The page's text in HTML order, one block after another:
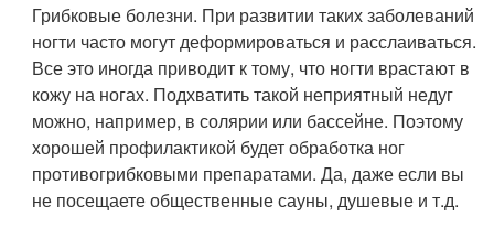
Грибковые болезни. При развитии таких заболеваний
ногти часто могут деформироваться и расслаиваться.
Все это иногда приводит к тому, что ногти врастают в
кожу на ногах. Подхватить такой неприятный недуг
можно, например, в солярии или бассейне. Поэтому
хорошей профилактикой будет обработка ног
противогрибковыми препаратами. Да, даже если вы
не посещаете общественные сауны, душевые и т.д.